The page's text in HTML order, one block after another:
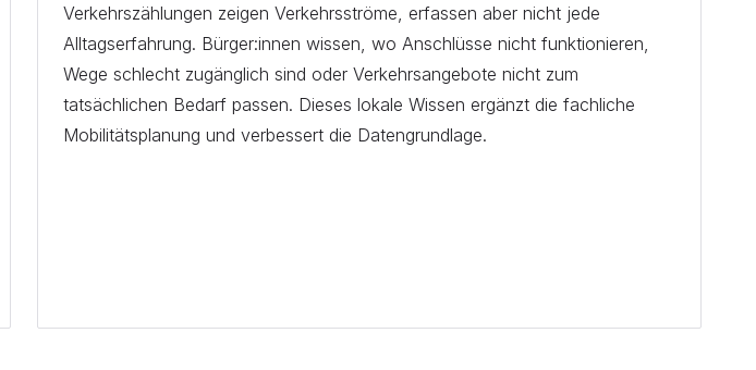
Verkehrszählungen zeigen Verkehrsströme, erfassen aber nicht jede
Alltagserfahrung. Bürger:innen wissen, wo Anschlüsse nicht funktionieren,
Wege schlecht zugänglich sind oder Verkehrsangebote nicht zum
tatsächlichen Bedarf passen. Dieses lokale Wissen ergänzt die fachliche
Mobilitätsplanung und verbessert die Datengrundlage.